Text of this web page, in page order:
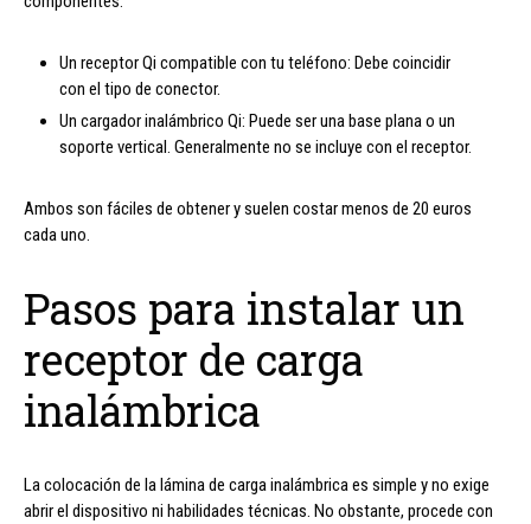
Un receptor Qi compatible con tu teléfono: Debe coincidir
con el tipo de conector.
Un cargador inalámbrico Qi: Puede ser una base plana o un
soporte vertical. Generalmente no se incluye con el receptor.
Ambos son fáciles de obtener y suelen costar menos de 20 euros
cada uno.
Pasos para instalar un
receptor de carga
inalámbrica
La colocación de la lámina de carga inalámbrica es simple y no exige
abrir el dispositivo ni habilidades técnicas. No obstante, procede con